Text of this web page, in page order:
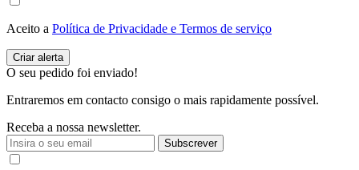
Aceito a Política de Privacidade e Termos de serviço
O seu pedido foi enviado!
Entraremos em contacto consigo o mais rapidamente possível.
Receba a nossa newsletter.
Subscrever